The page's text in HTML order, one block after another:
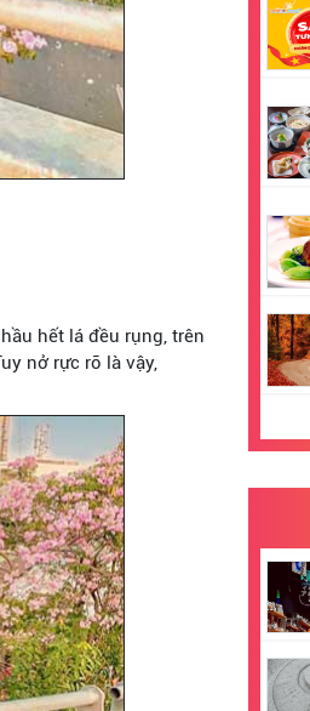
hết lá đều rụng, trên
nở rực rỡ là vậy,